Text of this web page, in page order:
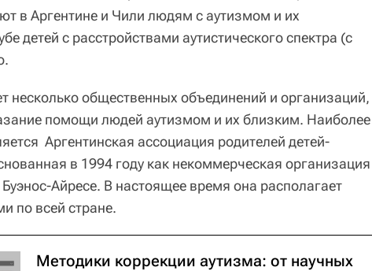
в Аргентине и Чили людям с аутизмом и их
детей с расстройствами аутистического спектра (с
несколько общественных объединений и организаций,
помощи людей аутизмом и их близким. Наиболее
Аргентинская ассоциация родителей детей-
в 1994 году как некоммерческая организация
Айресе. В настоящее время она располагает
по всей стране.
Методики коррекции аутизма: от научных